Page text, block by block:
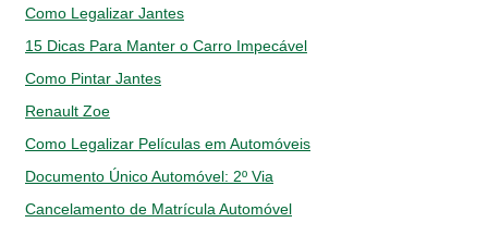
Como Legalizar Jantes
15 Dicas Para Manter o Carro Impecável
Como Pintar Jantes
Renault Zoe
Como Legalizar Películas em Automóveis
Documento Único Automóvel: 2º Via
Cancelamento de Matrícula Automóvel